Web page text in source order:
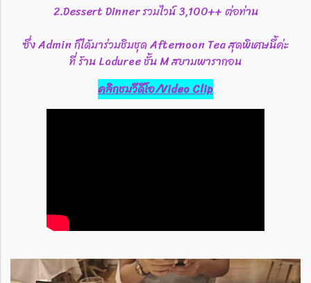
2.Dessert Dinner รวมไวน์ 3,100++ ต่อท่าน
ซึ่ง Admin ก็ได้มาร่วมชิมชุด Afternoon Tea สุดพิเศษนี้ค่ะ
ที่ ร้าน Laduree ชั้น M สยามพารากอน
คลิกชมวีดีโอ/Video Clip